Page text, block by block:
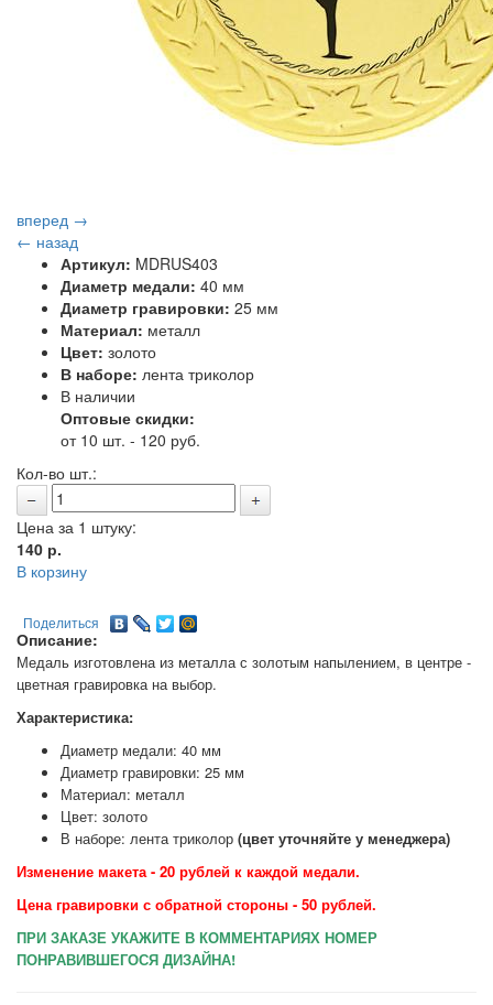
вперед →
← назад
Артикул: MDRUS403
Диаметр медали: 40 мм
Диаметр гравировки: 25 мм
Материал: металл
Цвет: золото
В наборе: лента триколор
В наличии
Оптовые скидки:
от 10 шт. - 120 руб.
Кол-во шт.:
Цена за 1 штуку:
140 р.
В корзину
Поделиться
Описание:
Медаль изготовлена из металла с золотым напылением, в центре -
цветная гравировка на выбор.
Характеристика:
Диаметр медали: 40 мм
Диаметр гравировки: 25 мм
Материал: металл
Цвет: золото
В наборе: лента триколор (цвет уточняйте у менеджера)
Изменение макета - 20 рублей к каждой медали.
Цена гравировки с обратной стороны - 50 рублей.
ПРИ ЗАКАЗЕ УКАЖИТЕ В КОММЕНТАРИЯХ НОМЕР
ПОНРАВИВШЕГОСЯ ДИЗАЙНА!